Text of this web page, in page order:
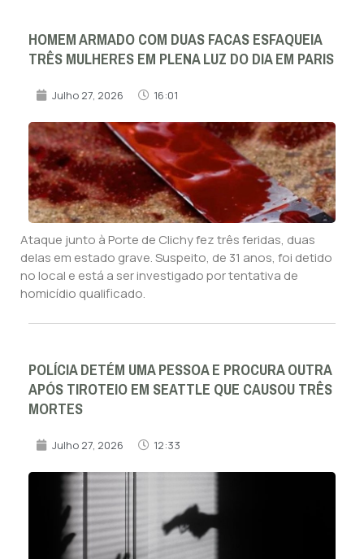
HOMEM ARMADO COM DUAS FACAS ESFAQUEIA
TRÊS MULHERES EM PLENA LUZ DO DIA EM PARIS
Julho 27, 2026 16:01
Ataque junto à Porte de Clichy fez três feridas, duas
delas em estado grave. Suspeito, de 31 anos, foi detido
no local e está a ser investigado por tentativa de
homicídio qualificado.
POLÍCIA DETÉM UMA PESSOA E PROCURA OUTRA
APÓS TIROTEIO EM SEATTLE QUE CAUSOU TRÊS
MORTES
Julho 27, 2026 12:33